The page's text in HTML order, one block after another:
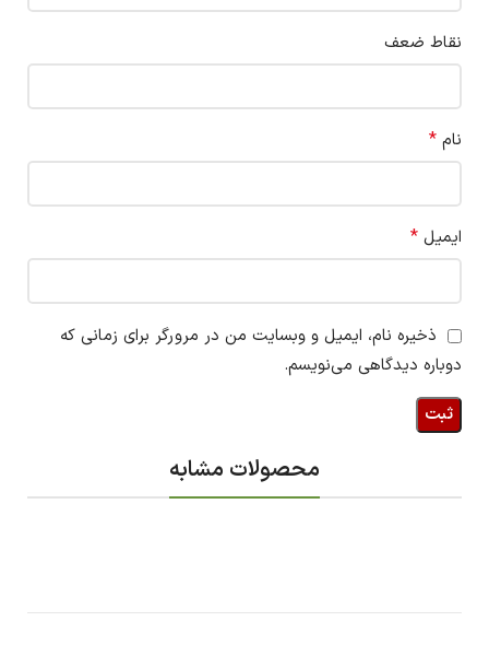
نقاط ضعف
نام *
ایمیل *
ذخیره نام، ایمیل و وبسایت من در مرورگر برای زمانی که
دوباره دیدگاهی می‌نویسم.
محصولات مشابه